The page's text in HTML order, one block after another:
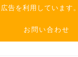
告を利用しています。
お問い合わせ